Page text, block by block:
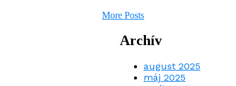
More Posts
Archív
august 2025
máj 2025